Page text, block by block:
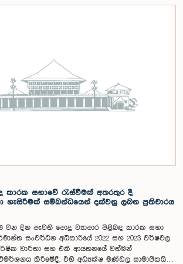
කාරක සභාවේ රැස්වීමක් අතරතුර දී
හැසිරීමක් සම්බන්ධයෙන් දක්වනු ලබන ප්‍රතිචාරය
වන දින පැවති පොදු ව්‍යාපාර පිළිබඳ කාරක සභා
සංවර්ධන අධිකාරියේ 2022 සහ 2023 වර්ෂවල
වාර්තා සහ එකී ආයතනයේ වත්මන්
කිරීමේදී, එහි අධ්‍යක්ෂ මණ්ඩල සාමාජිකයින්